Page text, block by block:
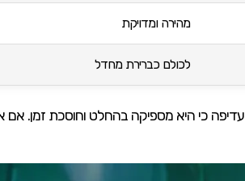
מהירה ומדויקת
לכולם כברירת מחדל
לרוב המשתמשים ננו בננה 2 עדיפה כי היא מספיקה